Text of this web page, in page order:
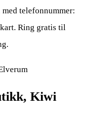
telefonnummer:
Ring gratis til
Kiwi